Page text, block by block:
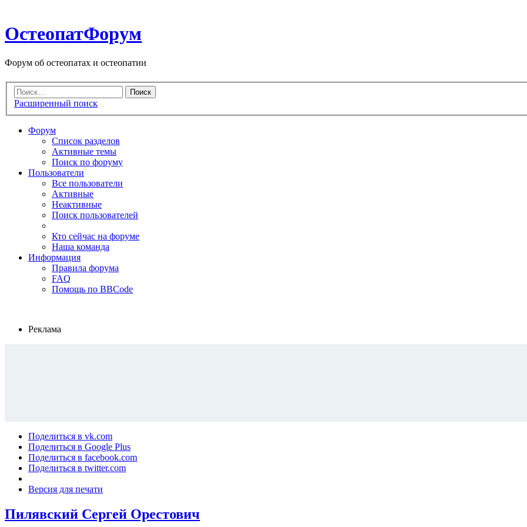
ОстеопатФорум
Форум об остеопатах и остеопатии
Расширенный поиск
Форум
Список разделов
Активные темы
Поиск по форуму
Пользователи
Все пользователи
Активные
Неактивные
Поиск пользователей
Кто сейчас на форуме
Наша команда
Информация
Правила форума
FAQ
Помощь по BBCode
Реклама
Поделиться в vk.com
Поделиться в Google Plus
Поделиться в facebook.com
Поделиться в twitter.com
Версия для печати
Пилявский Сергей Орестович